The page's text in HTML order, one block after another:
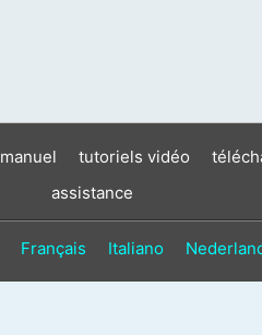
manuel tutoriels vidéo
assistance
Français Italiano